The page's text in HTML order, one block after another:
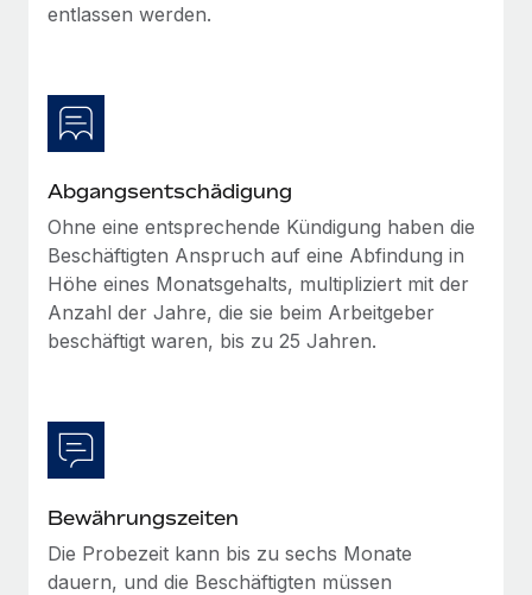
entlassen werden.
Abgangsentschädigung
Ohne eine entsprechende Kündigung haben die
Beschäftigten Anspruch auf eine Abfindung in
Höhe eines Monatsgehalts, multipliziert mit der
Anzahl der Jahre, die sie beim Arbeitgeber
beschäftigt waren, bis zu 25 Jahren.
Bewährungszeiten
Die Probezeit kann bis zu sechs Monate
dauern, und die Beschäftigten müssen